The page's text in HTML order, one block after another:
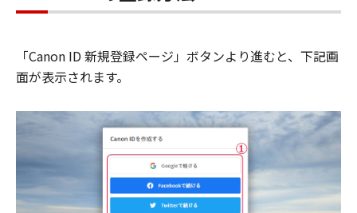
「Canon ID 新規登録ページ」ボタンより進むと、下記画
面が表示されます。